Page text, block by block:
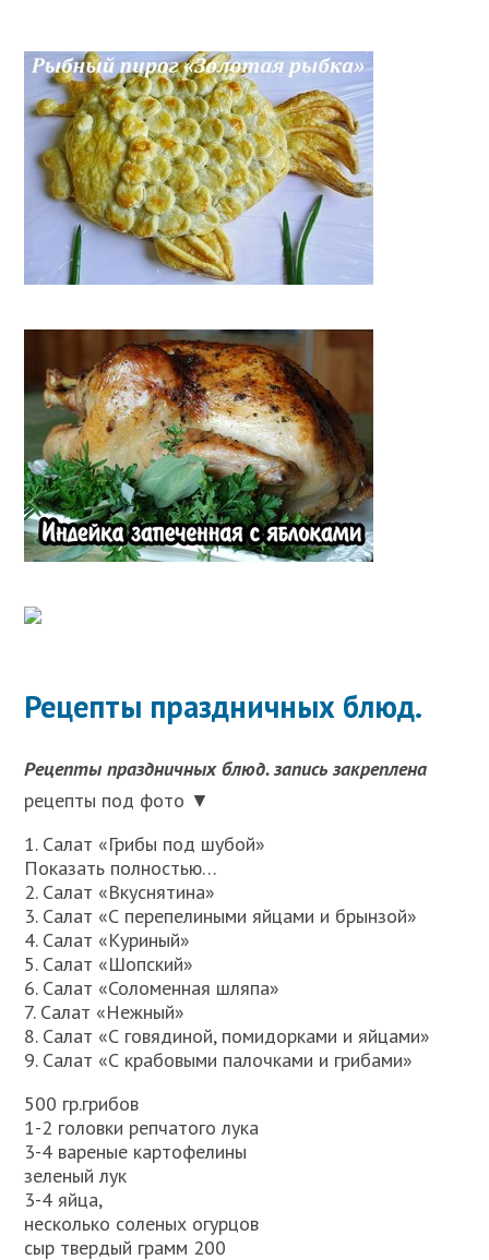
Рецепты праздничных блюд.
Рецепты праздничных блюд. запись закреплена
рецепты под фото ▼
1. Салат «Грибы под шубой»
Показать полностью…
2. Салат «Вкуснятина»
3. Салат «С перепелиными яйцами и брынзой»
4. Салат «Куриный»
5. Салат «Шопский»
6. Салат «Соломенная шляпа»
7. Салат «Нежный»
8. Салат «С говядиной, помидорками и яйцами»
9. Салат «С крабовыми палочками и грибами»
500 гр.грибов
1-2 головки репчатого лука
3-4 вареные картофелины
зеленый лук
3-4 яйца,
несколько соленых огурцов
сыр твердый грамм 200